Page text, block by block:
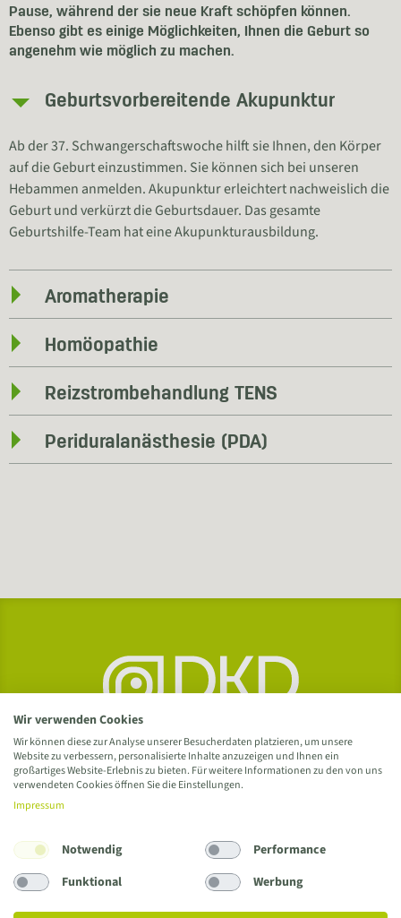
Pause, während der sie neue Kraft schöpfen können.
Ebenso gibt es einige Möglichkeiten, Ihnen die Geburt so
angenehm wie möglich zu machen.
Geburtsvorbereitende Akupunktur
Ab der 37. Schwangerschaftswoche hilft sie Ihnen, den Körper
auf die Geburt einzustimmen. Sie können sich bei unseren
Hebammen anmelden. Akupunktur erleichtert nachweislich die
Geburt und verkürzt die Geburtsdauer. Das gesamte
Geburtshilfe-Team hat eine Akupunkturausbildung.
Aromatherapie
Homöopathie
Reizstrombehandlung TENS
Periduralanästhesie (PDA)
Delme Klinikum Delmenhorst GmbH
Wildeshauser Straße 92 / 27753 Delmenhorst
Wir verwenden Cookies
Wir können diese zur Analyse unserer Besucherdaten platzieren, um unsere
Website zu verbessern, personalisierte Inhalte anzuzeigen und Ihnen ein
großartiges Website-Erlebnis zu bieten. Für weitere Informationen zu den von uns
verwendeten Cookies öffnen Sie die Einstellungen.
Impressum
Notwendig
Performance
Funktional
Werbung